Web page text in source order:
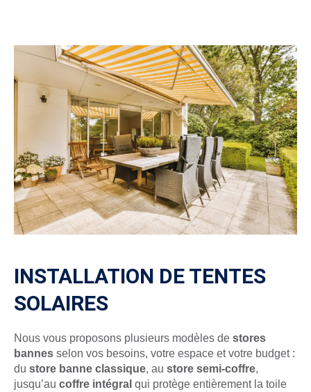
INSTALLATION DE TENTES
SOLAIRES
Nous vous proposons plusieurs modèles de stores
bannes selon vos besoins, votre espace et votre budget :
du store banne classique, au store semi-coffre,
jusqu’au coffre intégral qui protège entièrement la toile